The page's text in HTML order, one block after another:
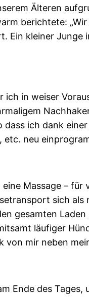
Älteren
berichtete:
kleiner
in weiser
ich dank
neu
Massage –
sich
gesamten
läufiger
mir neben
Ende des